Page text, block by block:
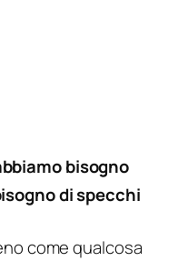
bisogno
di specchi
come qualcosa